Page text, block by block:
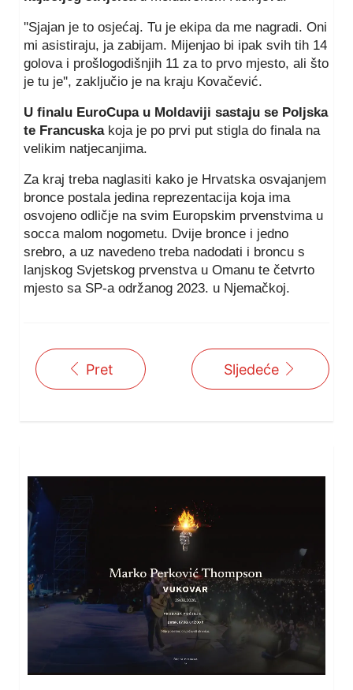
''Sjajan je to osjećaj. Tu je ekipa da me nagradi. Oni
mi asistiraju, ja zabijam. Mijenjao bi ipak svih tih 14
golova i prošlogodišnjih 11 za to prvo mjesto, ali što
je tu je'', zaključio je na kraju Kovačević.
U finalu EuroCupa u Moldaviji sastaju se Poljska
te Francuska koja je po prvi put stigla do finala na
velikim natjecanjima.
Za kraj treba naglasiti kako je Hrvatska osvajanjem
bronce postala jedina reprezentacija koja ima
osvojeno odličje na svim Europskim prvenstvima u
socca malom nogometu. Dvije bronce i jedno
srebro, a uz navedeno treba nadodati i broncu s
lanjskog Svjetskog prvenstva u Omanu te četvrto
mjesto sa SP-a održanog 2023. u Njemačkoj.
Pret Sljedeće